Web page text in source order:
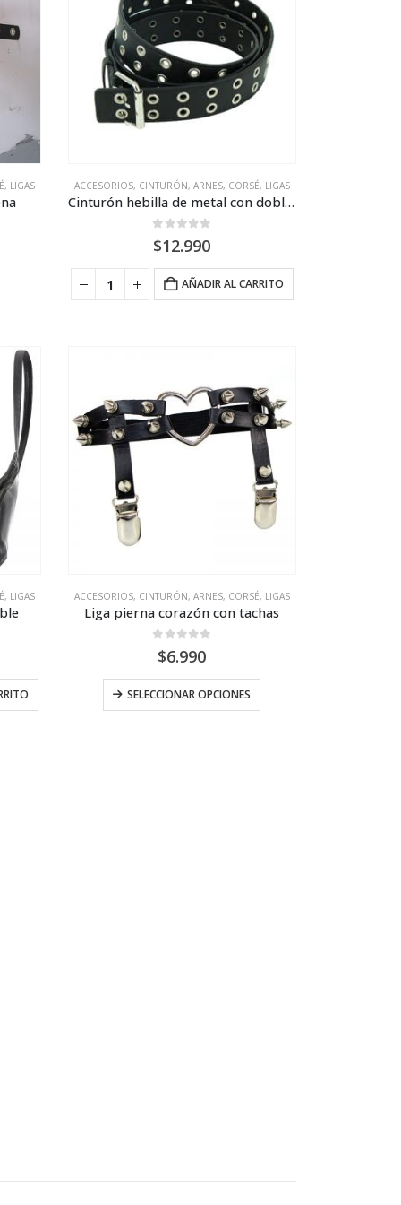
LIGAS ACCESORIOS, CINTURÓN, ARNES, CORSÉ, LIGAS
Cinturón hebilla de metal con doble ojal
0
$12.990
AÑADIR AL CARRITO
LIGAS ACCESORIOS, CINTURÓN, ARNES, CORSÉ, LIGAS
Liga pierna corazón con tachas
out of 5
$6.990
SELECCIONAR OPCIONES
producto